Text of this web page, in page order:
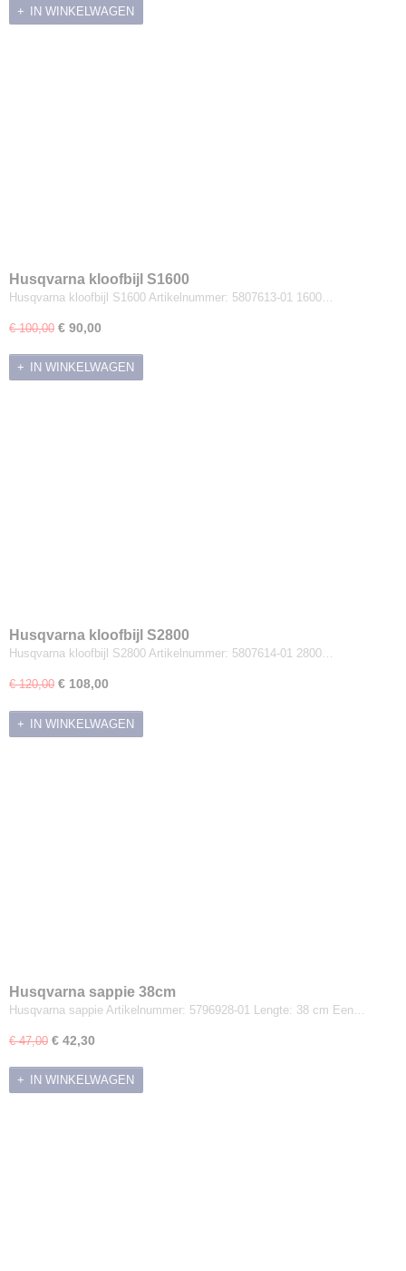
IN WINKELWAGEN
Husqvarna kloofbijl S1600
Husqvarna kloofbijl S1600 Artikelnummer: 5807613-01 1600…
€ 100,00 € 90,00
IN WINKELWAGEN
Husqvarna kloofbijl S2800
Husqvarna kloofbijl S2800 Artikelnummer: 5807614-01 2800…
€ 120,00 € 108,00
IN WINKELWAGEN
Husqvarna sappie 38cm
Husqvarna sappie Artikelnummer: 5796928-01 Lengte: 38 cm Een…
€ 47,00 € 42,30
IN WINKELWAGEN